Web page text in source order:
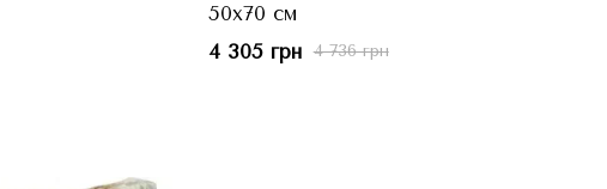
50x70 см
4 736 грн
4 305 грн